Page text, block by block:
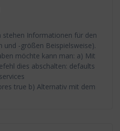
stehen Informationen für den
und -größen Beispielsweise).
möchte kann man: a) Mit
dies abschalten: defaults
true b) Alternativ mit dem